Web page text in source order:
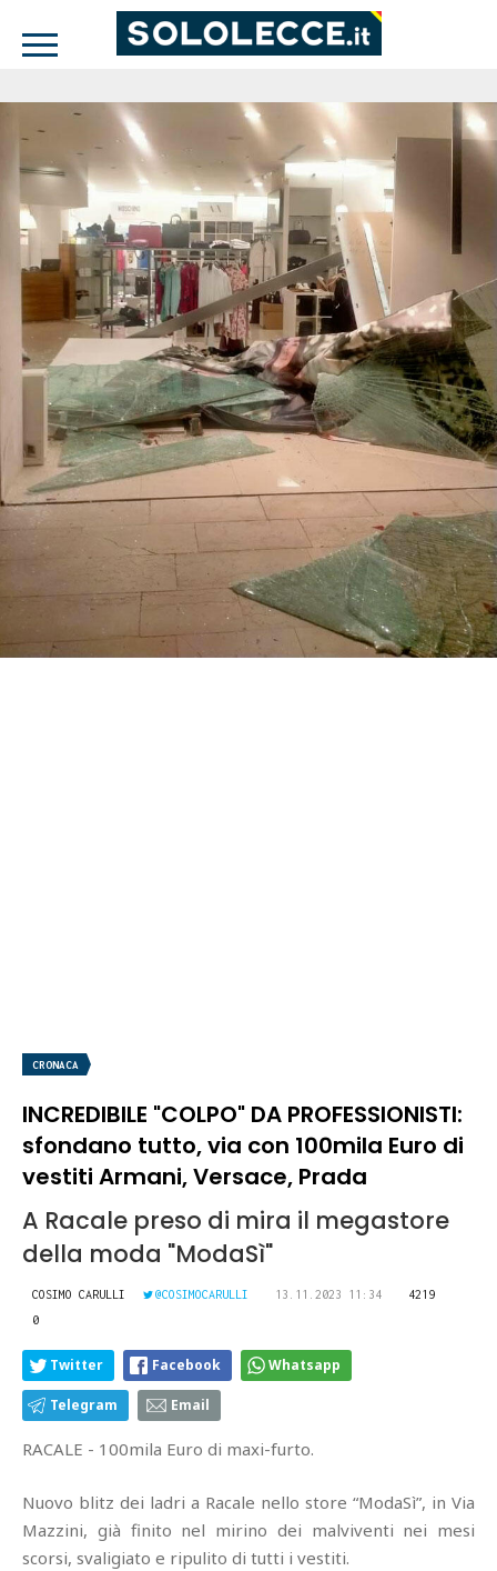
CRONACA
INCREDIBILE "COLPO" DA PROFESSIONISTI:
sfondano tutto, via con 100mila Euro di
vestiti Armani, Versace, Prada
A Racale preso di mira il megastore
della moda "ModaSì"
COSIMO CARULLI @COSIMOCARULLI 13.11.2023 11:34
4219
0
Twitter Facebook Whatsapp
Telegram Email
RACALE - 100mila Euro di maxi-furto.
Nuovo blitz dei ladri a Racale nello store “ModaSì”, in Via
Mazzini, già finito nel mirino dei malviventi nei mesi
scorsi, svaligiato e ripulito di tutti i vestiti.